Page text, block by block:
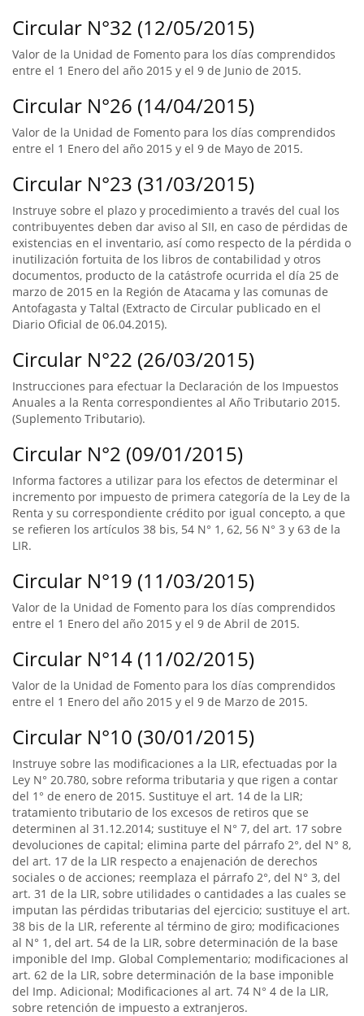
Circular N°32 (12/05/2015)
Valor de la Unidad de Fomento para los días comprendidos
entre el 1 Enero del año 2015 y el 9 de Junio de 2015.
Circular N°26 (14/04/2015)
Valor de la Unidad de Fomento para los días comprendidos
entre el 1 Enero del año 2015 y el 9 de Mayo de 2015.
Circular N°23 (31/03/2015)
Instruye sobre el plazo y procedimiento a través del cual los
contribuyentes deben dar aviso al SII, en caso de pérdidas de
existencias en el inventario, así como respecto de la pérdida o
inutilización fortuita de los libros de contabilidad y otros
documentos, producto de la catástrofe ocurrida el día 25 de
marzo de 2015 en la Región de Atacama y las comunas de
Antofagasta y Taltal (Extracto de Circular publicado en el
Diario Oficial de 06.04.2015).
Circular N°22 (26/03/2015)
Instrucciones para efectuar la Declaración de los Impuestos
Anuales a la Renta correspondientes al Año Tributario 2015.
(Suplemento Tributario).
Circular N°2 (09/01/2015)
Informa factores a utilizar para los efectos de determinar el
incremento por impuesto de primera categoría de la Ley de la
Renta y su correspondiente crédito por igual concepto, a que
se refieren los artículos 38 bis, 54 N° 1, 62, 56 N° 3 y 63 de la
LIR.
Circular N°19 (11/03/2015)
Valor de la Unidad de Fomento para los días comprendidos
entre el 1 Enero del año 2015 y el 9 de Abril de 2015.
Circular N°14 (11/02/2015)
Valor de la Unidad de Fomento para los días comprendidos
entre el 1 Enero del año 2015 y el 9 de Marzo de 2015.
Circular N°10 (30/01/2015)
Instruye sobre las modificaciones a la LIR, efectuadas por la
Ley N° 20.780, sobre reforma tributaria y que rigen a contar
del 1° de enero de 2015. Sustituye el art. 14 de la LIR;
tratamiento tributario de los excesos de retiros que se
determinen al 31.12.2014; sustituye el N° 7, del art. 17 sobre
devoluciones de capital; elimina parte del párrafo 2°, del N° 8,
del art. 17 de la LIR respecto a enajenación de derechos
sociales o de acciones; reemplaza el párrafo 2°, del N° 3, del
art. 31 de la LIR, sobre utilidades o cantidades a las cuales se
imputan las pérdidas tributarias del ejercicio; sustituye el art.
38 bis de la LIR, referente al término de giro; modificaciones
al N° 1, del art. 54 de la LIR, sobre determinación de la base
imponible del Imp. Global Complementario; modificaciones al
art. 62 de la LIR, sobre determinación de la base imponible
del Imp. Adicional; Modificaciones al art. 74 N° 4 de la LIR,
sobre retención de impuesto a extranjeros.